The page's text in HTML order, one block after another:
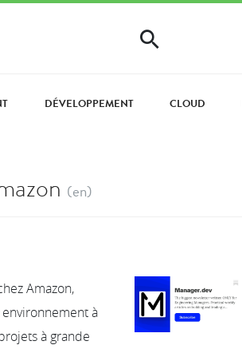
DÉVELOPPEMENT CLOUD
(en)
Amazon,
à
à grande